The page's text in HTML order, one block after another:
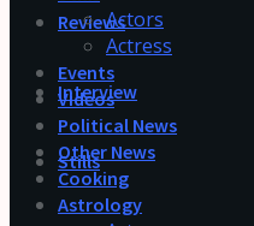
Reviews
Interview
Stills
Actors
Actress
Events
Videos
Political News
Other News
Cooking
Astrology